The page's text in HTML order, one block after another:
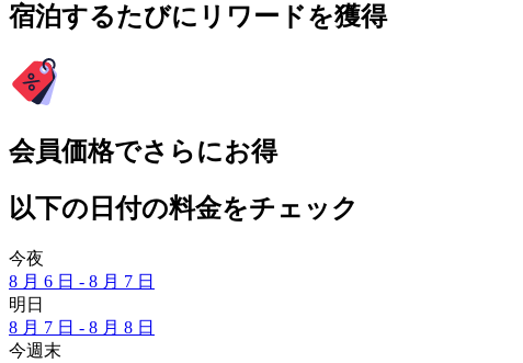
宿泊するたびにリワードを獲得
会員価格でさらにお得
以下の日付の料金をチェック
今夜
8 月 6 日 - 8 月 7 日
明日
8 月 7 日 - 8 月 8 日
今週末